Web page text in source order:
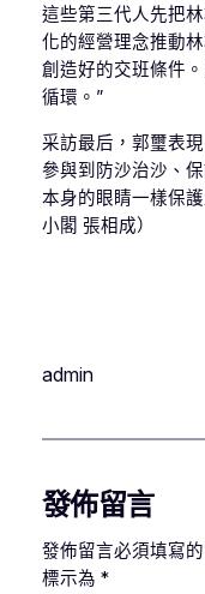
這些第三代人先把
化的經營理念推動
創造好的交班條件
循環。”
采訪最后，郭璽表
參與到防沙治沙、
本身的眼睛一樣保
小閣 張相成）
admin
發佈留言
發佈留言必須填寫
標示為 *